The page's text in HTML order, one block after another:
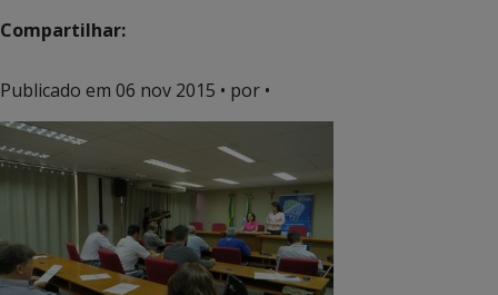
Compartilhar:
Publicado em 06 nov 2015 • por •